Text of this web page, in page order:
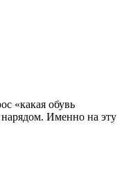
«какая обувь
Именно на эту